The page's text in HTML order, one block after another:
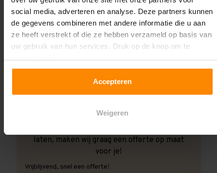
social media, adverteren en analyse. Deze partners kunnen
de gegevens combineren met andere informatie die u aan
ze heeft verstrekt of die ze hebben verzameld op basis van
uw gebruik van hun services. Druk op de knop om te
Accepteren
Weigeren
laten, maken wij graag een offerte op maat
voor je!
Vrijblijvend, snel een offerte!